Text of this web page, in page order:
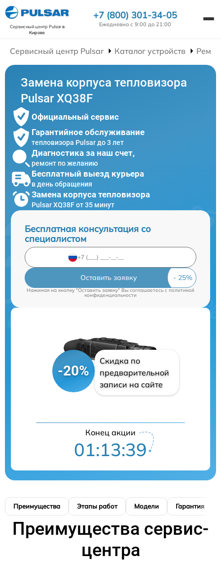
Сервисный центр Pulsarв
Кирове
+7 (800) 301-34-05
Ежедневно с 9:00 до 21:00
Сервисный центр Pulsar Каталог устройств
Замена корпуса тепловизора
Pulsar XQ38F
Официальный сервис
Гарантийное обслуживание
тепловизора Pulsar до 3 лет
Диагностика за наш счет,
ремонт по желанию
Бесплатный выезд курьера
в день обращения
Замена корпуса тепловизора
Pulsar XQ38F от 35 минут
Бесплатная консультация со
специалистом
Оставить заявку
Нажимая на кнопку "Оставить заявку" Вы соглашаетесь cполитикой
конфиденциальности
-20%
Скидка по
предварительной
записи на сайте
Конец акции
01:13:38
Преимущества Этапы работ Модели Гарантия
Преимущества сервис-
центра